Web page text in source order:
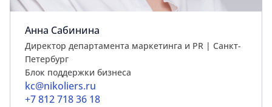
Анна Сабинина
Директор департамента маркетинга и PR | Cанкт-
Петербург
Блок поддержки бизнеса
kc@nikoliers.ru
+7 812 718 36 18